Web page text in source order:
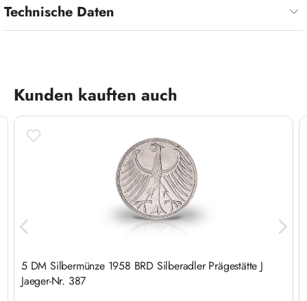
Technische Daten
Produktgalerie überspringen
Kunden kauften auch
5 DM Silbermünze 1958 BRD Silberadler Prägestätte J
Jaeger-Nr. 387